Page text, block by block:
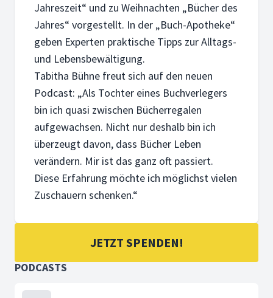
27. APRIL 2026
Dario Pizzano: Wird als Christ wirklich alles
Vom Partyleben zum Glauben – und zurück in die
20. APRIL 2026
Ana Hoffmeister: Future Family – Familie
Familien leben am Limit. Ana Hoffmeister zeigt, warum
Jahreszeit“ und zu Weihnachten „Bücher des
Jahres“ vorgestellt. In der „Buch-Apotheke“
geben Experten praktische Tipps zur Alltags-
und Lebensbewältigung.
Tabitha Bühne freut sich auf den neuen
Podcast: „Als Tochter eines Buchverlegers
bin ich quasi zwischen Bücherregalen
aufgewachsen. Nicht nur deshalb bin ich
überzeugt davon, dass Bücher Leben
verändern. Mir ist das ganz oft passiert.
Diese Erfahrung möchte ich möglichst vielen
Zuschauern schenken.“
JETZT SPENDEN!
PODCASTS